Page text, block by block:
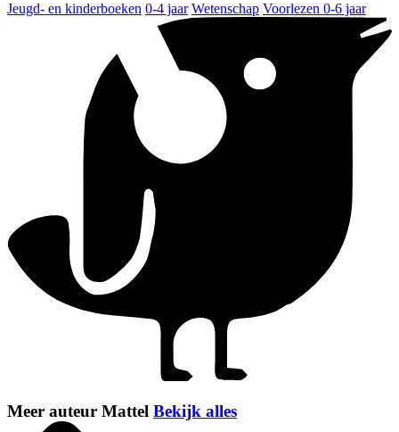
Jeugd- en kinderboeken 0-4 jaar Wetenschap Voorlezen 0-6 jaar
Meer auteur Mattel Bekijk alles